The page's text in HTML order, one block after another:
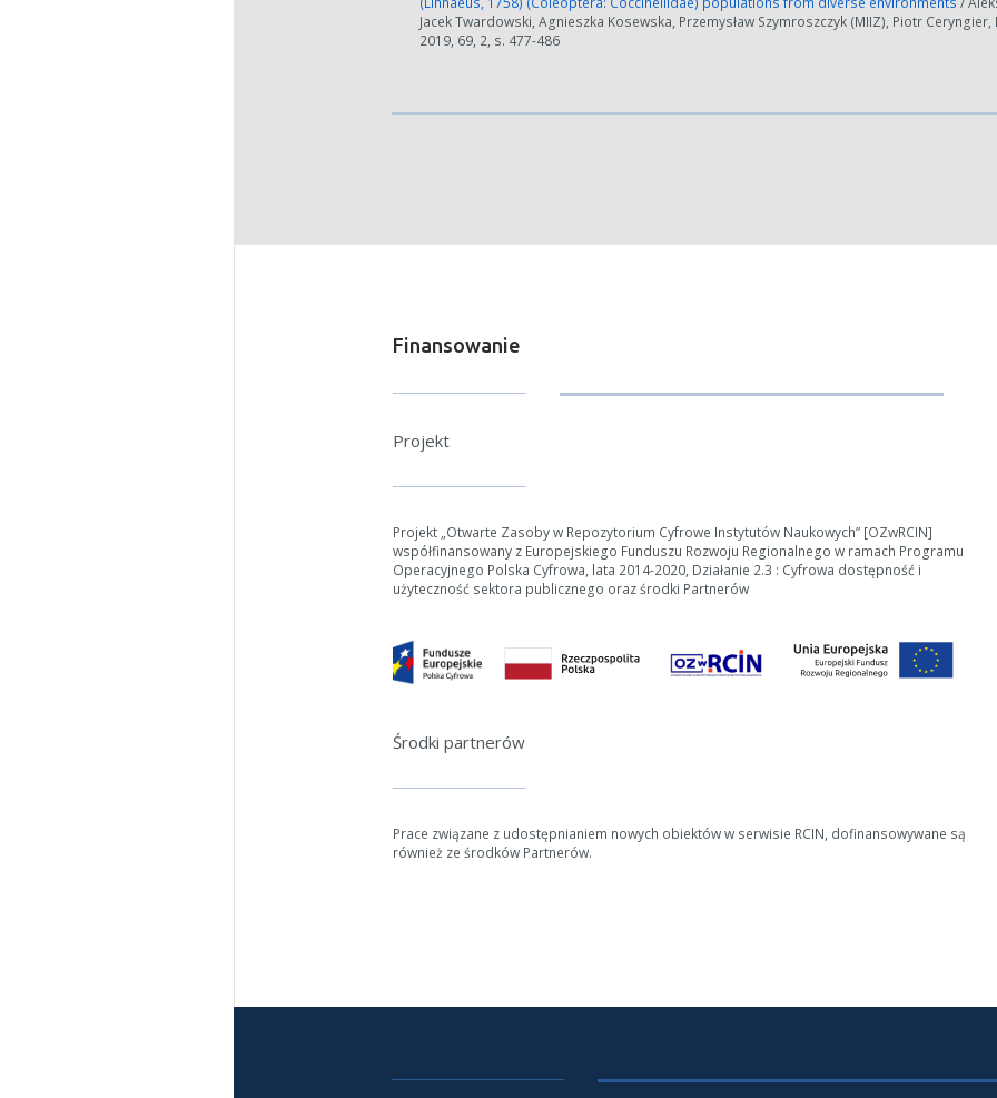
Jacek Twardowski, Agnieszka Kosewska, Przemysław Szymroszczyk (MIIZ), Piotr
2019, 69, 2, s. 477-486
Finansowanie
Projekt
Projekt „Otwarte Zasoby w Repozytorium Cyfrowe Instytutów Naukowych” [OZwRCIN]
współfinansowany z Europejskiego Funduszu Rozwoju Regionalnego w ramach Programu
Operacyjnego Polska Cyfrowa, lata 2014-2020, Działanie 2.3 : Cyfrowa dostępność i
użyteczność sektora publicznego oraz środki Partnerów
Środki partnerów
Prace związane z udostępnianiem nowych obiektów w serwisie RCIN, dofinansowywane są
również ze środków Partnerów.